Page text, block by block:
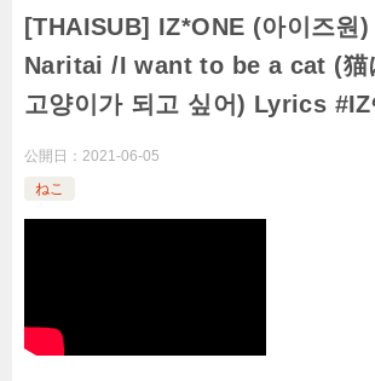
[THAISUB] IZ*ONE (아이즈원
Naritai /I want to be a cat (猫
고양이가 되고 싶어) Lyrics
公開日： 2021-06-05
ねこ